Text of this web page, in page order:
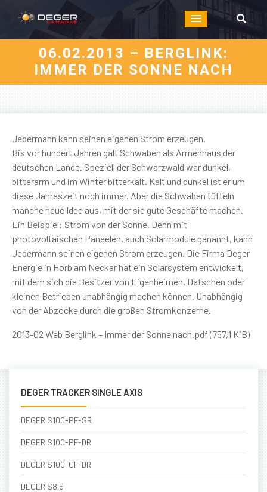
06.02.2013 – BERGLINK:
IMMER DER SONNE NACH
Jedermann kann seinen eigenen Strom erzeugen.
Bis vor hundert Jahren galt Schwaben als Armenhaus der
deutschen Lande. Speziell der Schwarzwald war dunkel,
bitterarm und im Winter bitterkalt. Kalt und dunkel ist er um
diese Jahreszeit noch immer. Aber die Schwaben tüfteln
manche neue Idee aus, mit der sie gute Geschäfte machen.
Ein Beispiel: Strom von der Sonne. Denn mit
photovoltaischen Paneelen, auch Solarmodule genannt, kann
Jedermann seinen eigenen Strom erzeugen. Die Firma Deger
Energie in Horb am Neckar hat ein Solarsystem entwickelt,
mit dem sich die Besitzer von Eigenheimen, Datschen oder
kleinen Betrieben unabhängig machen können. Unabhängig
von der Abzocke durch die großen Stromkonzerne.
2013-02 Web Berglink – Immer der Sonne nach.pdf (757,1 KiB)
DEGER TRACKER SINGLE AXIS
DEGER S100-PF-SR
DEGER S100-PF-DR
DEGER S100-CF-DR
DEGER S8.5